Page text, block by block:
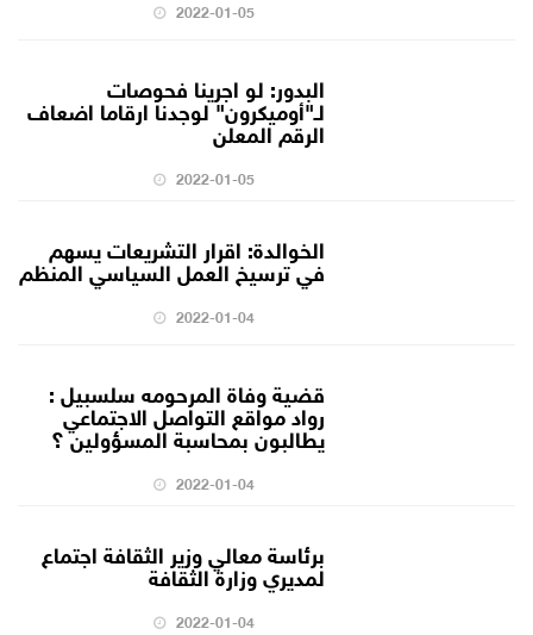
2022-01-05
البدور: لو اجرينا فحوصات
لـ"أوميكرون" لوجدنا ارقاما اضعاف
الرقم المعلن
2022-01-05
الخوالدة: اقرار التشريعات يسهم
في ترسيخ العمل السياسي المنظم
2022-01-04
قضية وفاة المرحومه سلسبيل :
رواد مواقع التواصل الاجتماعي
يطالبون بمحاسبة المسؤولين ؟
2022-01-04
برئاسة معالي وزير الثقافة اجتماع
لمديري وزارة الثقافة
2022-01-04